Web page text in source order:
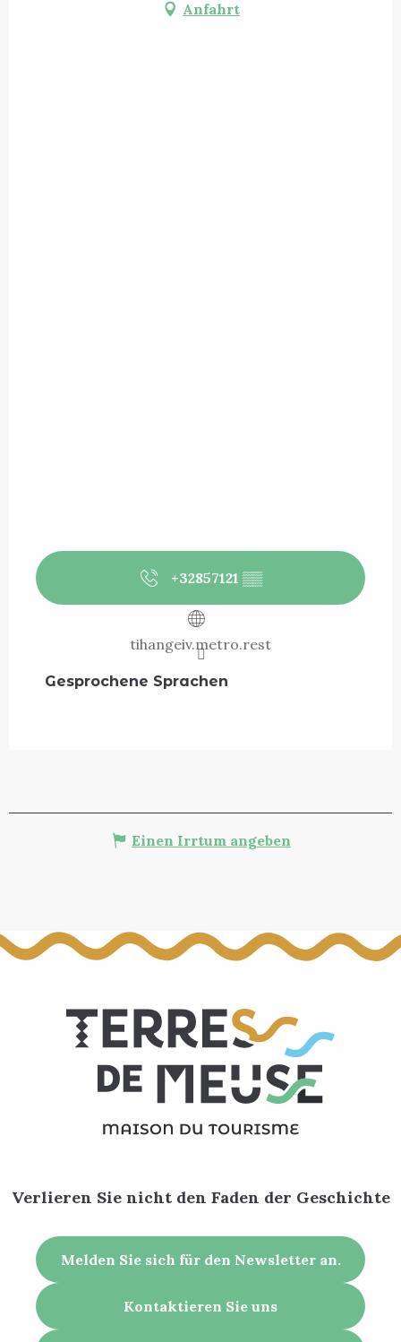
Anfahrt
+32857121 ▒▒
tihangeiv.metro.rest
Gesprochene Sprachen
Gesprochene Sprachen
Einen Irrtum angeben
Verlieren Sie nicht den Faden der Geschichte
Melden Sie sich für den Newsletter an.
Kontaktieren Sie uns